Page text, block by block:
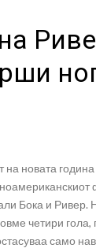
на новата
Бока и Ривер.
четири гола,
само